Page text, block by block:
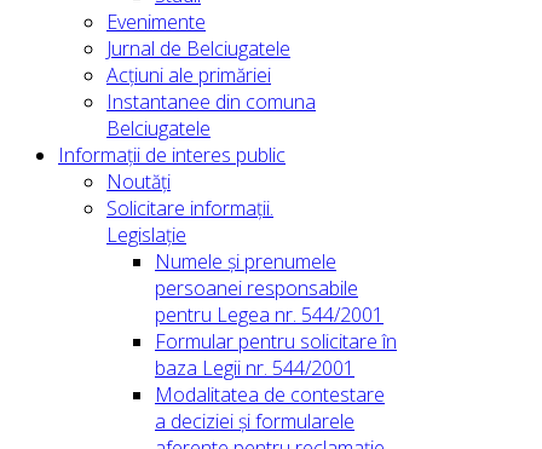
Evenimente
Jurnal de Belciugatele
Acțiuni ale primăriei
Instantanee din comuna
Belciugatele
Informații de interes public
Noutăți
Solicitare informații.
Legislație
Numele și prenumele
persoanei responsabile
pentru Legea nr. 544/2001
Formular pentru solicitare în
baza Legii nr. 544/2001
Modalitatea de contestare
a deciziei și formularele